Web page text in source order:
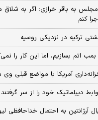
مجلس به باقر خرازی: اگر به
کنم
ترکیه در نزدیکی روسیه
اتم بسازیم، اما این کار را
آمریکا با مواضع قبلی
دیپلماتیک خود را از سر گرفتند
آرژانتین به احتمال خداحافظی